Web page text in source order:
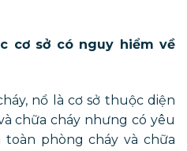
cơ sở có nguy hiểm về
nổ là cơ sở thuộc diện
chữa cháy nhưng có yêu
phòng cháy và chữa